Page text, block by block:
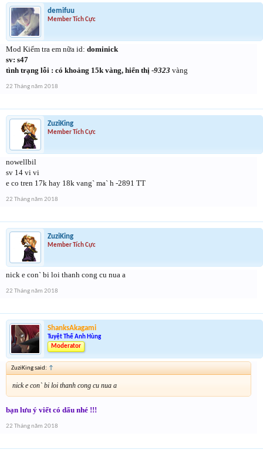
demifuu
Member Tích Cực
Mod Kiểm tra em nữa id: dominick
sv: s47
tình trạng lỗi : có khoảng 15k vàng, hiển thị -9323 vàng
22 Tháng năm 2018
ZuziKing
Member Tích Cực
nowellbil
sv 14 vi vi
e co tren 17k hay 18k vang` ma` h -2891 TT
22 Tháng năm 2018
ZuziKing
Member Tích Cực
nick e con` bi loi thanh cong cu nua a
22 Tháng năm 2018
ShanksAkagami
Tuyệt Thế Anh Hùng
Moderator
ZuziKing said: ↑
nick e con` bi loi thanh cong cu nua a
bạn lưu ý viết có dấu nhé !!!
22 Tháng năm 2018